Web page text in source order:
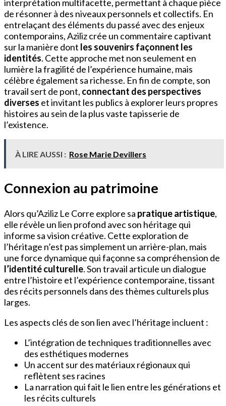
interprétation multifacette, permettant à chaque pièce
de résonner à des niveaux personnels et collectifs. En
entrelaçant des éléments du passé avec des enjeux
contemporains, Aziliz crée un commentaire captivant
sur la manière dont les souvenirs façonnent les
identités. Cette approche met non seulement en
lumière la fragilité de l’expérience humaine, mais
célèbre également sa richesse. En fin de compte, son
travail sert de pont, connectant des perspectives
diverses et invitant les publics à explorer leurs propres
histoires au sein de la plus vaste tapisserie de
l’existence.
À LIRE AUSSI : Rose Marie Devillers
Connexion au patrimoine
Alors qu’Aziliz Le Corre explore sa pratique artistique,
elle révèle un lien profond avec son héritage qui
informe sa vision créative. Cette exploration de
l’héritage n’est pas simplement un arrière-plan, mais
une force dynamique qui façonne sa compréhension de
l’identité culturelle. Son travail articule un dialogue
entre l’histoire et l’expérience contemporaine, tissant
des récits personnels dans des thèmes culturels plus
larges.
Les aspects clés de son lien avec l’héritage incluent :
L’intégration de techniques traditionnelles avec
des esthétiques modernes
Un accent sur des matériaux régionaux qui
reflètent ses racines
La narration qui fait le lien entre les générations et
les récits culturels